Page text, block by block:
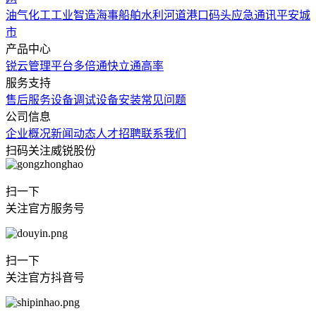
油气化工工业智造海事船舶水利河道港口码头应急通讯平安城
市
产品中心
锐云管理平台多倍通快立通高率
服务支持
售后服务设备调试设备安装常见问题
公司信息
企业概况新闻动态人才招聘联系我们
扫码关注威锐股份
扫一下
关注官方服务号
扫一下
关注官方抖音号